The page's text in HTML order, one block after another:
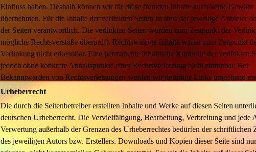
Einfluss haben. Deshalb können wir für diese fremden Inhalte auch keine Gewähr
übernehmen. Für die Inhalte der verlinkten Seiten ist stets der jeweilige Anbieter
der Seiten verantwortlich. Die verlinkten Seiten wurden zum Zeitpunkt der
mögliche Rechtsverstöße überprüft. Rechtswidrige Inhalte waren zum Zeitpunkt
Verlinkung nicht erkennbar. Eine permanente inhaltliche Kontrolle der verlinkten
jedoch ohne konkrete Anhaltspunkte einer Rechtsverletzung nicht zumutbar. Bei
Bekanntwerden von Rechtsverletzungen werden wir derartige Links umgehend
Urheberrecht
Die durch die Seitenbetreiber erstellten Inhalte und Werke auf diesen Seiten
deutschen Urheberrecht. Die Vervielfältigung, Bearbeitung, Verbreitung und jede
Verwertung außerhalb der Grenzen des Urheberrechtes bedürfen der schriftlichen
des jeweiligen Autors bzw. Erstellers. Downloads und Kopien dieser Seite sind